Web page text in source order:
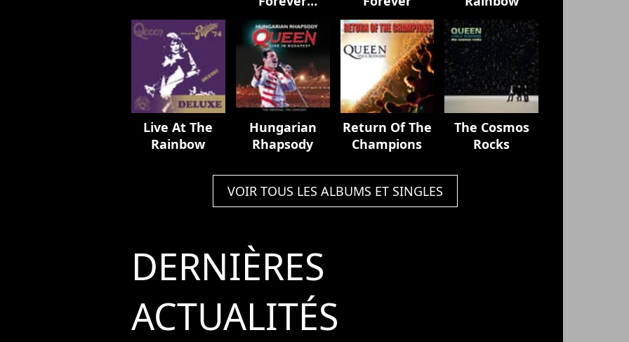
(version
Deluxe)
Live At The
Rainbow
Hungarian
Rhapsody
Return Of The
Champions
The Cosmos
Rocks
VOIR TOUS LES ALBUMS ET SINGLES
DERNIÈRES
ACTUALITÉS